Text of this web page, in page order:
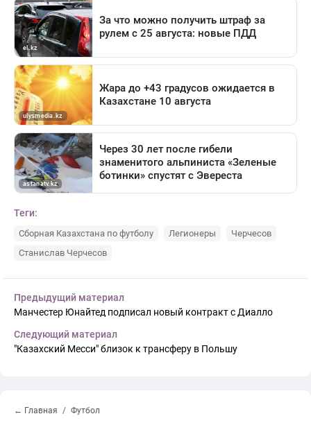
Теги:
Сборная Казахстана по футболу Легионеры
Черчесов
Станислав Черчесов
Предыдущий материал
Манчестер Юнайтед подписал новый контракт с Диалло
Следующий материал
"Казахский Месси" близок к трансферу в Польшу
← Главная Футбол